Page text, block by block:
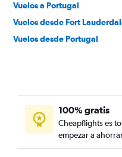
Vuelos a Portugal
Vuelos desde Fort
Vuelos desde Portugal
100% gratis
Cheapflights es
empezar a